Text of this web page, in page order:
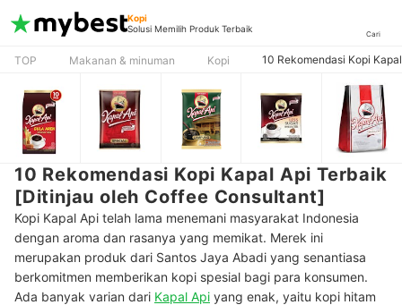
Kopi
Solusi Memilih Produk Terbaik
Cari
TOP Makanan & minuman Kopi 10 Rekomendasi Kopi
10 Rekomendasi Kopi Kapal Api Terbaik
[Ditinjau oleh Coffee Consultant]
Kopi Kapal Api telah lama menemani masyarakat Indonesia
dengan aroma dan rasanya yang memikat. Merek ini
merupakan produk dari Santos Jaya Abadi yang senantiasa
berkomitmen memberikan kopi spesial bagi para konsumen.
Ada banyak varian dari Kapal Api yang enak, yaitu kopi hitam